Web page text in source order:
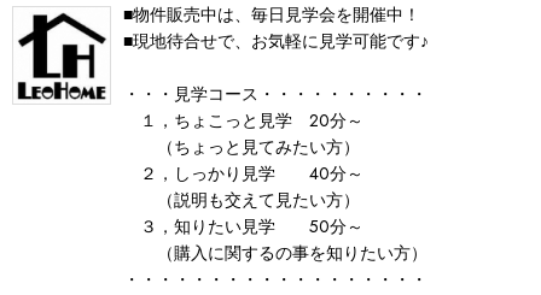
■物件販売中は、毎日見学会を開催中！
■現地待合せで、お気軽に見学可能です♪
・・・見学コース・・・・・・・・・・
１，ちょこっと見学 20分～
（ちょっと見てみたい方）
２，しっかり見学 40分～
（説明も交えて見たい方）
３，知りたい見学 50分～
（購入に関するの事を知りたい方）
・・・・・・・・・・・・・・・・・・